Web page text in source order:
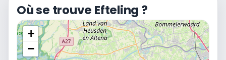
Où se trouve Efteling ?
+
−